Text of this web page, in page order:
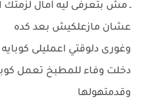
ـ مش بتعرفى ليه آمال
عشان مازعلكيش بعد كده
وغورى دلوقتي اعمليلى
دخلت وفاء للمطبخ تعمل
وقدمتهولها